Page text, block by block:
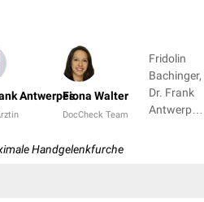
AntwerpesFiona Walter
DocCheck Team
Fridolin
Bachinger,
Dr. Frank
Antwerpes
Handgelenkfurche